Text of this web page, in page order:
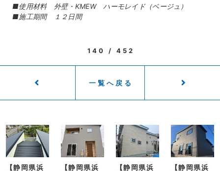
■使用材料 外壁・KMEW ハーモレイド（ベージュ）
■施工期間 １２日間
140 / 452
一覧へ戻る
【静岡県浜
【静岡県浜
【静岡県浜
【静岡県浜